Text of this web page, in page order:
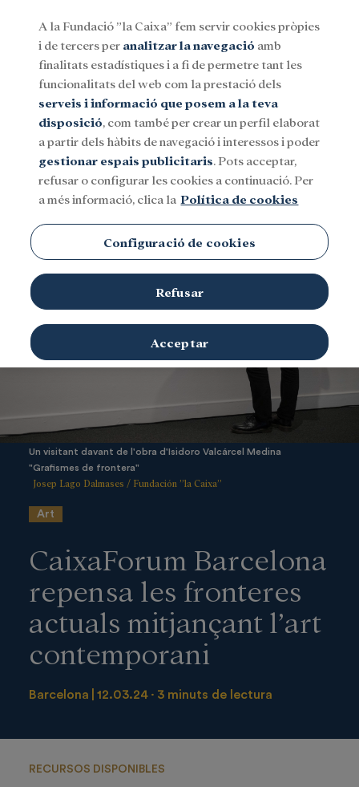
Menu
SocialInvestigació i bequesCultura
Un visitant davant de l'obra d'Isidoro Valcárcel Medina
"Grafismes de frontera"
Josep Lago Dalmases / Fundación ”la Caixa”
Art
CaixaForum Barcelona
repensa les fronteres
actuals mitjançant l’art
contemporani
Barcelona 12.03.24 3 minuts de lectura
RECURSOS DISPONIBLES
A la Fundació ”la Caixa” fem servir cookies pròpies
i de tercers per analitzar la navegació amb
finalitats estadístiques i a fi de permetre tant les
funcionalitats del web com la prestació dels
serveis i informació que posem a la teva
disposició, com també per crear un perfil elaborat
a partir dels hàbits de navegació i interessos i poder
gestionar espais publicitaris. Pots acceptar,
refusar o configurar les cookies a continuació. Per
a més informació, clica la Política de cookies
Configuració de cookies
Refusar
Acceptar